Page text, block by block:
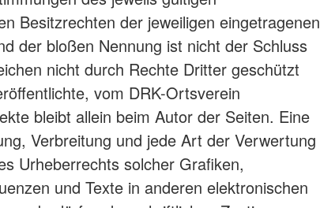
Besitzrechten der jeweiligen eingetragenen
der bloßen Nennung ist nicht der Schluss
nicht durch Rechte Dritter geschützt
vom DRK-Ortsverein
bleibt allein beim Autor der Seiten. Eine
Verbreitung und jede Art der Verwertung
Urheberrechts solcher Grafiken,
und Texte in anderen elektronischen